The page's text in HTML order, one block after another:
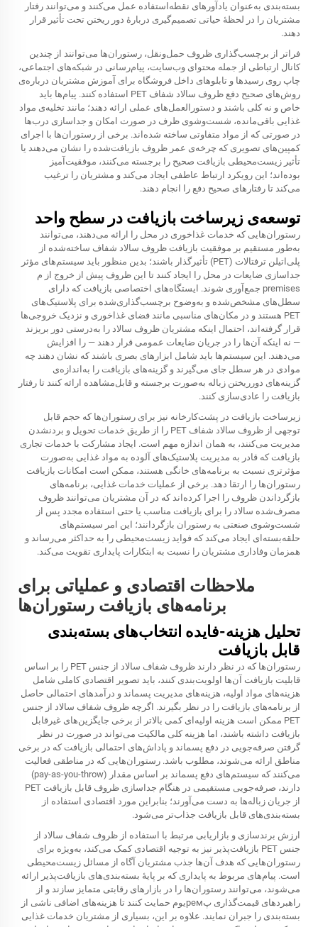
بسته‌بندی به‌عنوان یادآورهای نقطه‌استفاده عمل می‌کنند و می‌توانند رفتار
مشتریان را در لحظهٔ حیاتی تصمیم‌گیری دربارهٔ دور ریختن تحت تأثیر قرار
دهند.
فراتر از برچسب‌گذاری ظروف حمل‌ونقل، رستوران‌ها می‌توانند از چندین
کانال ارتباطی از جمله محتوای وب‌سایت، پیام‌رسانی در شبکه‌های اجتماعی،
چاپ روی رسیدها و تابلوهای داخل فروشگاه برای آموزش مشتریان درباره‌ی
روش‌های صحیح دفع ظروف سالاد شفاف PET استفاده کنند. پیام‌ها باید
خاص و نه کلی باشند و دستورالعمل‌های عملی ارائه دهند؛ مانند تخلیه‌ی مواد
غذایی باقی‌مانده، شست‌وشوی ظرف در صورت امکان و جداسازی درب‌ها
در صورتی که از مواد متفاوتی ساخته شده‌اند. برخی از رستوران‌ها با اجرای
کمپین‌های تصویری که چرخه‌ی عمر ظروف بازیافت‌شده را نشان می‌دهند یا
تأثیر زیست‌محیطی بازیافت صحیح را برجسته می‌کنند، موفقیت‌آمیز
بوده‌اند؛ این رویکرد ارتباط عاطفی ایجاد می‌کند و مشتریان را ترغیب
می‌کند تا رفتارهای صحیح دفع را انجام دهند.
توسعه‌ی زیرساخت بازیافت در سطح واحد
رستوران‌هایی که خدمات غذاخوری در محل را ارائه می‌دهند، می‌توانند
به‌طور مستقیم بر موفقیت بازیافت ظروف سالاد شفاف ساخته‌شده از
پلی‌اتیلن ترفتالات (PET) تأثیرگذار باشند؛ بدین منظور باید سیستم‌های مؤثر
جداسازی ضایعات در محل را ایجاد کنند تا این ظروف پیش از خروج از م
premises جمع‌آوری شوند. ایستگاه‌های اختصاصی بازیافت که دارای
سطل‌های مشخص‌شده و به‌وضوح برچسب‌گذاری‌شده برای پلاستیک‌های
PET هستند و در مکان‌های مناسبی مانند فضای غذاخوری و نزدیک خروجی‌ها
قرار گرفته‌اند، احتمال اینکه مشتریان ظروف سالاد را به‌درستی دور بریزند
— نه اینکه آن‌ها را در جریان ضایعات عمومی قرار دهند — را افزایش
می‌دهند. این سیستم‌ها باید شامل ابزارهای بصری باشند که نشان دهند چه
موادی در هر سطل جای می‌گیرند و گزینه‌های بازیافت را به‌اندازه‌ی
گزینه‌های دورریختن زباله به‌صورت برجسته و قابل‌مشاهده ارائه کنند تا رفتار
بازیافت را عادی‌سازی کنند.
زیرساخت بازیافت در پشت‌کارخانه نیز برای رستوران‌ها که حجم قابل
توجهی از ظروف سالاد شفاف PET را از طریق خدمات تحویل و بردنشدن
مدیریت می‌کنند، به همان اندازه مهم است. ایجاد مشارکت با خدمات تجاری
بازیافت که قادر به مدیریت پلاستیک‌های آلوده به مواد غذایی به‌صورت
مؤثرتری نسبت به برنامه‌های خانگی هستند، ممکن است امکانات بازیافت
رستوران‌ها را ارتقا دهد. برخی از عملیات خدمات غذایی، برنامه‌های
بازگرداندن ظروف را اجرا کرده‌اند که در آن مشتریان می‌توانند ظروف
مصرف‌شده سالاد را برای بازیافت مناسب یا حتی استفاده مجدد پس از
شست‌وشوی صنعتی به رستوران بازگردانند؛ این امر سیستم‌های
حلقه‌بسته‌ای ایجاد می‌کند که فواید زیست‌محیطی را به حداکثر می‌رساند و
همزمان وفاداری مشتریان را نسبت به ابتکارات پایداری تقویت می‌کند.
ملاحظات اقتصادی و عملیاتی برای
برنامه‌های بازیافت رستوران‌ها
تحلیل هزینه-فایده انتخاب‌های بسته‌بندی
قابل بازیافت
رستوران‌ها که در نظر دارند ظروف شفاف سالاد از جنس PET را بر اساس
قابلیت بازیافت آن‌ها اولویت‌بندی کنند، باید تصویر اقتصادی کاملی شامل
هزینه‌های مواد اولیه، هزینه‌های مدیریت پسماند و درآمدهای احتمالی حاصل
از برنامه‌های بازیافت را در نظر بگیرند. اگرچه ظروف شفاف سالاد از جنس
PET ممکن است هزینه اولیه‌ای کمی بالاتر از برخی جایگزین‌های غیرقابل
بازیافت داشته باشند، اما هزینه کلی مالکیت می‌تواند در صورت در نظر
گرفتن صرفه‌جویی در دفع پسماند و پاداش‌های احتمالی بازیافت که در برخی
مناطق ارائه می‌شوند، مطلوب باشد. رستوران‌هایی که در مناطقی فعالیت
می‌کنند که سیستم‌های دفع پسماند بر اساس مقدار (pay-as-you-throw)
دارند، صرفه‌جویی مستقیمی در هنگام جداسازی ظروف قابل بازیافت PET
از جریان زباله‌ها به دست می‌آورند؛ بنابراین مورد اقتصادی استفاده از
بسته‌بندی‌های قابل بازیافت جذاب‌تر می‌شود.
ارزش برندسازی و بازاریابی مرتبط با استفاده از ظروف شفاف سالاد از
جنس PET بازیافت‌پذیر نیز به توجیه اقتصادی کمک می‌کند، به‌ویژه برای
رستوران‌هایی که هدف آن‌ها جذب مشتریان آگاه از مسائل زیست‌محیطی
است. پیام‌های مربوط به پایداری که بر پایهٔ بسته‌بندی‌های بازیافت‌پذیر ارائه
می‌شوند، می‌توانند رستوران‌ها را در بازارهای رقابتی متمایز سازند و از
راهبردهای قیمت‌گذاری پремیوم حمایت کنند تا هزینه‌های اضافی ناشی از
بسته‌بندی را جبران نمایند. علاوه بر این، بسیاری از مشتریان خدمات غذایی